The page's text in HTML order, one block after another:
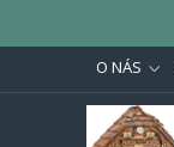
O NÁS